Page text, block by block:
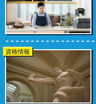
資格情報